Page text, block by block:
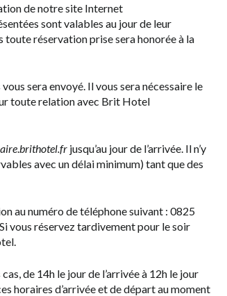
de notre site Internet
sont valables au jour de leur
réservation prise sera honorée à la
sera envoyé. Il vous sera nécessaire le
toute relation avec Brit Hotel
.brithotel.fr jusqu’au jour de l’arrivée. Il n’y
avec un délai minimum) tant que des
au numéro de téléphone suivant : 0825
vous réservez tardivement pour le soir
de 14h le jour de l’arrivée à 12h le jour
horaires d’arrivée et de départ au moment